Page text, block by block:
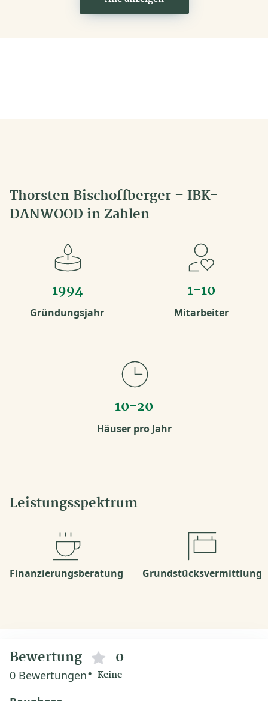
Thorsten Bischoffberger – IBK-
DANWOOD in Zahlen
1994
Gründungsjahr
1-10
Mitarbeiter
10-20
Häuser pro Jahr
Leistungsspektrum
Finanzierungsberatung Grundstücksvermittlung
Bewertung 0
0 Bewertungen Keine